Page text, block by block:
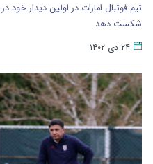
تیم فوتبال امارات در اولین دیدار
شکست دهد.
۲۴ دی ۱۴۰۲